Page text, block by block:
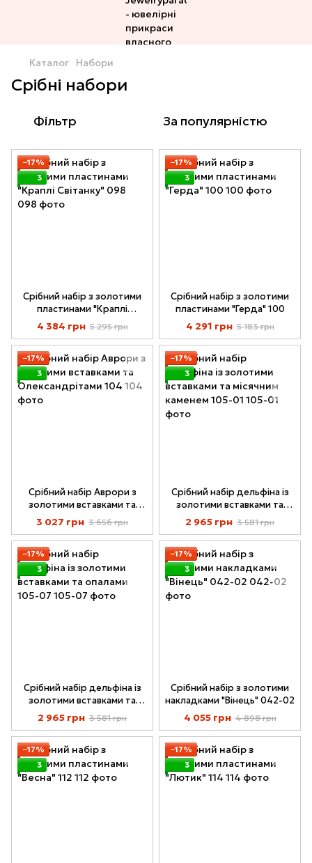
Каталог Набори
Срібні набори
Фільтр За популярністю
−17%
3
Срібний набір з золотими
пластинами "Краплі
Світанку" 098
4 384 грн 5 295 грн
−17%
3
Срібний набір з золотими
пластинами "Герда" 100
4 291 грн 5 183 грн
−17%
3
Срібний набір Аврори з
золотими вставками та
Олександрітами 104
3 027 грн 3 656 грн
−17%
3
Срібний набір дельфіна із
золотими вставками та
місячним каменем 105-01
2 965 грн 3 581 грн
−17%
3
Срібний набір дельфіна із
золотими вставками та
опалами 105-07
2 965 грн 3 581 грн
−17%
3
Срібний набір з золотими
накладками "Вінець" 042-02
4 055 грн 4 898 грн
−17%
3
−17%
3